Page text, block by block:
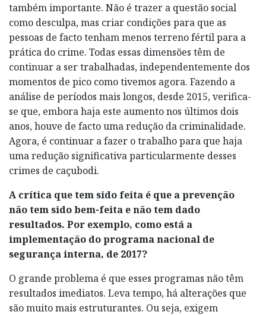
também importante. Não é trazer a questão social
como desculpa, mas criar condições para que as
pessoas de facto tenham menos terreno fértil para a
prática do crime. Todas essas dimensões têm de
continuar a ser trabalhadas, independentemente dos
momentos de pico como tivemos agora. Fazendo a
análise de períodos mais longos, desde 2015, verifica-
se que, embora haja este aumento nos últimos dois
anos, houve de facto uma redução da criminalidade.
Agora, é continuar a fazer o trabalho para que haja
uma redução significativa particularmente desses
crimes de caçubodi.
A crítica que tem sido feita é que a prevenção
não tem sido bem-feita e não tem dado
resultados. Por exemplo, como está a
implementação do programa nacional de
segurança interna, de 2017?
O grande problema é que esses programas não têm
resultados imediatos. Leva tempo, há alterações que
são muito mais estruturantes. Ou seja, exigem